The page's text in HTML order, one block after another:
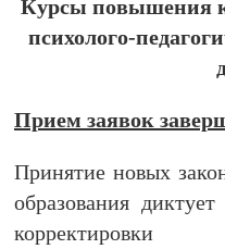
Курсы повышения
психолого-
Прием заявок
Принятие новых
образования
корректировки